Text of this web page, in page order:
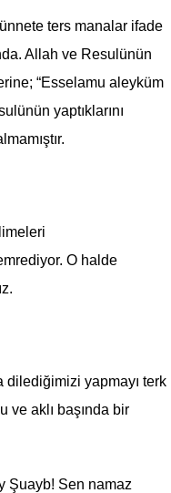
ters manalar ifade
Allah ve Resulünün
“Esselamu aleyküm
yaptıklarını
O halde
dilediğimizi yapmayı terk
ve aklı başında bir
Şuayb! Sen namaz